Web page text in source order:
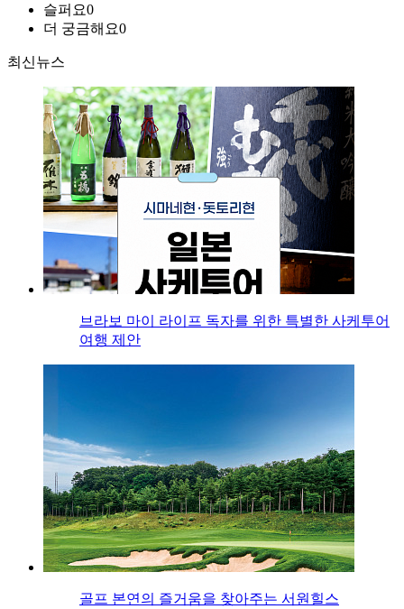
슬퍼요0
더 궁금해요0
최신뉴스
브라보 마이 라이프 독자를 위한 특별한 사케투어
여행 제안
골프 본연의 즐거움을 찾아주는 서원힐스